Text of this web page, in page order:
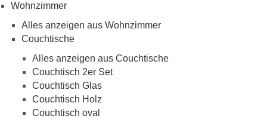
Wohnzimmer
Alles anzeigen aus Wohnzimmer
Couchtische
Alles anzeigen aus Couchtische
Couchtisch 2er Set
Couchtisch Glas
Couchtisch Holz
Couchtisch oval